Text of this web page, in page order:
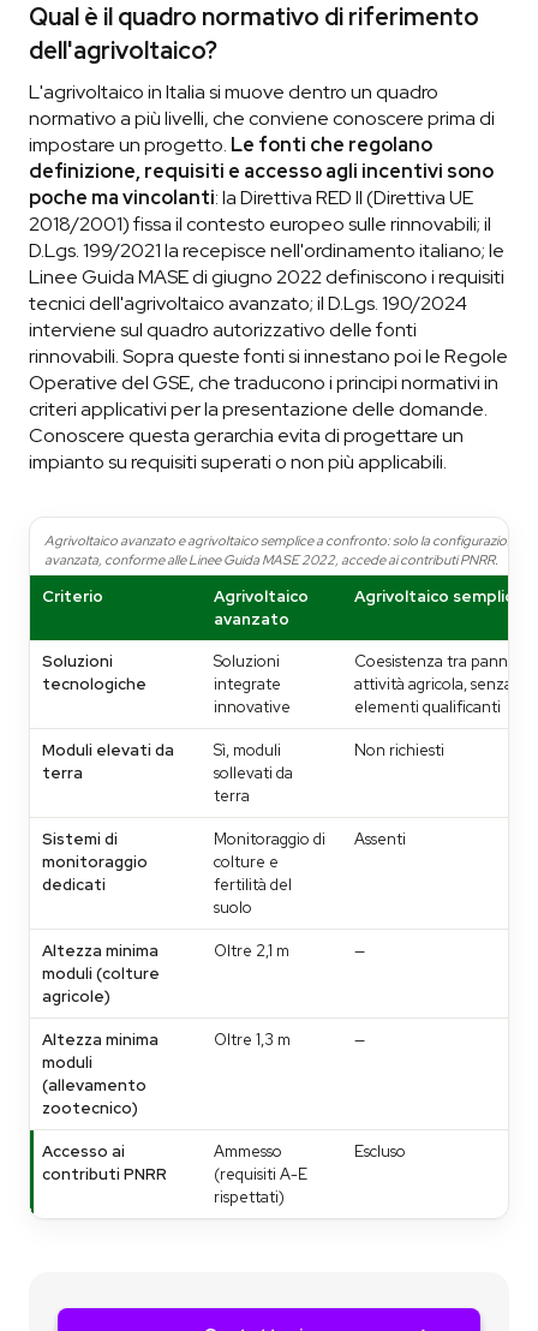
Qual è il quadro normativo di riferimento
dell'agrivoltaico?
L'agrivoltaico in Italia si muove dentro un quadro
normativo a più livelli, che conviene conoscere prima di
impostare un progetto. Le fonti che regolano
definizione, requisiti e accesso agli incentivi sono
poche ma vincolanti: la Direttiva RED II (Direttiva UE
2018/2001) fissa il contesto europeo sulle rinnovabili; il
D.Lgs. 199/2021 la recepisce nell'ordinamento italiano; le
Linee Guida MASE di giugno 2022 definiscono i requisiti
tecnici dell'agrivoltaico avanzato; il D.Lgs. 190/2024
interviene sul quadro autorizzativo delle fonti
rinnovabili. Sopra queste fonti si innestano poi le Regole
Operative del GSE, che traducono i principi normativi in
criteri applicativi per la presentazione delle domande.
Conoscere questa gerarchia evita di progettare un
impianto su requisiti superati o non più applicabili.
Agrivoltaico avanzato e agrivoltaico semplice a confronto: solo la configurazione
avanzata, conforme alle Linee Guida MASE 2022, accede ai contributi PNRR.
Criterio
Agrivoltaico
avanzato
Agrivoltaico semplice
Soluzioni
tecnologiche
Soluzioni
integrate
innovative
Coesistenza tra pannelli
attività agricola, senza
elementi qualificanti
Moduli elevati da
terra
Sì, moduli
sollevati da
terra
Non richiesti
Sistemi di
monitoraggio
dedicati
Monitoraggio di
colture e
fertilità del
suolo
Assenti
Altezza minima
moduli (colture
agricole)
Oltre 2,1 m —
Altezza minima
moduli
(allevamento
zootecnico)
Oltre 1,3 m —
Accesso ai
contributi PNRR
Ammesso
(requisiti A-E
rispettati)
Escluso